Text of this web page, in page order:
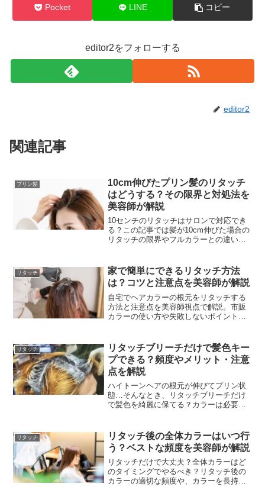
Pocket LINE コピー
editor2をフォローする
editor2
関連記事
プリン髪
10cm伸びたプリン髪のリタッチ
はどうする？その限界と対処法を
美容師が解説
10センチのリタッチはサロンで対応でき
る？この記事では髪が10cm伸びた場合の
リタッチの限界やフルカラーとの違い、
リタッチ
家で簡単にできるリタッチ方法
は？コツと注意点を美容師が解説
自宅でヘアカラーの根元をリタッチする
方法と注意点を美容師視点で解説。市販
カラーの使い方や失敗しないポイントを
リタッチ
リタッチブリーチだけで髪色キー
プできる？頻度やメリット・注意
点を解説
ハイトーンヘアの根元が伸びてプリン状
態…そんなとき、リタッチブリーチだけ
で髪色を綺麗に保てる？カラーは必要
ツまで、美容師がやさしく解説します。
リタッチ
リタッチ後の全体カラーはいつ行
う？ベストな頻度を美容師が解説
リタッチだけで大丈夫？全体カラーはど
のタイミングでやるべき？リタッチ後の
カラーの適切な頻度や、カラーを長持ち